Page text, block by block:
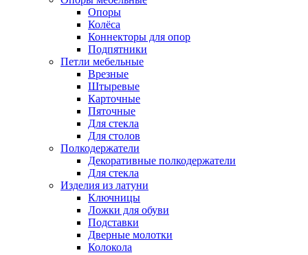
Опоры
Колёса
Коннекторы для опор
Подпятники
Петли мебельные
Врезные
Штыревые
Карточные
Пяточные
Для стекла
Для столов
Полкодержатели
Декоративные полкодержатели
Для стекла
Изделия из латуни
Ключницы
Ложки для обуви
Подставки
Дверные молотки
Колокола